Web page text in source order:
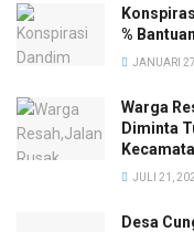
%
JANUARI
Warga
Diminta
JULI 21,
Desa